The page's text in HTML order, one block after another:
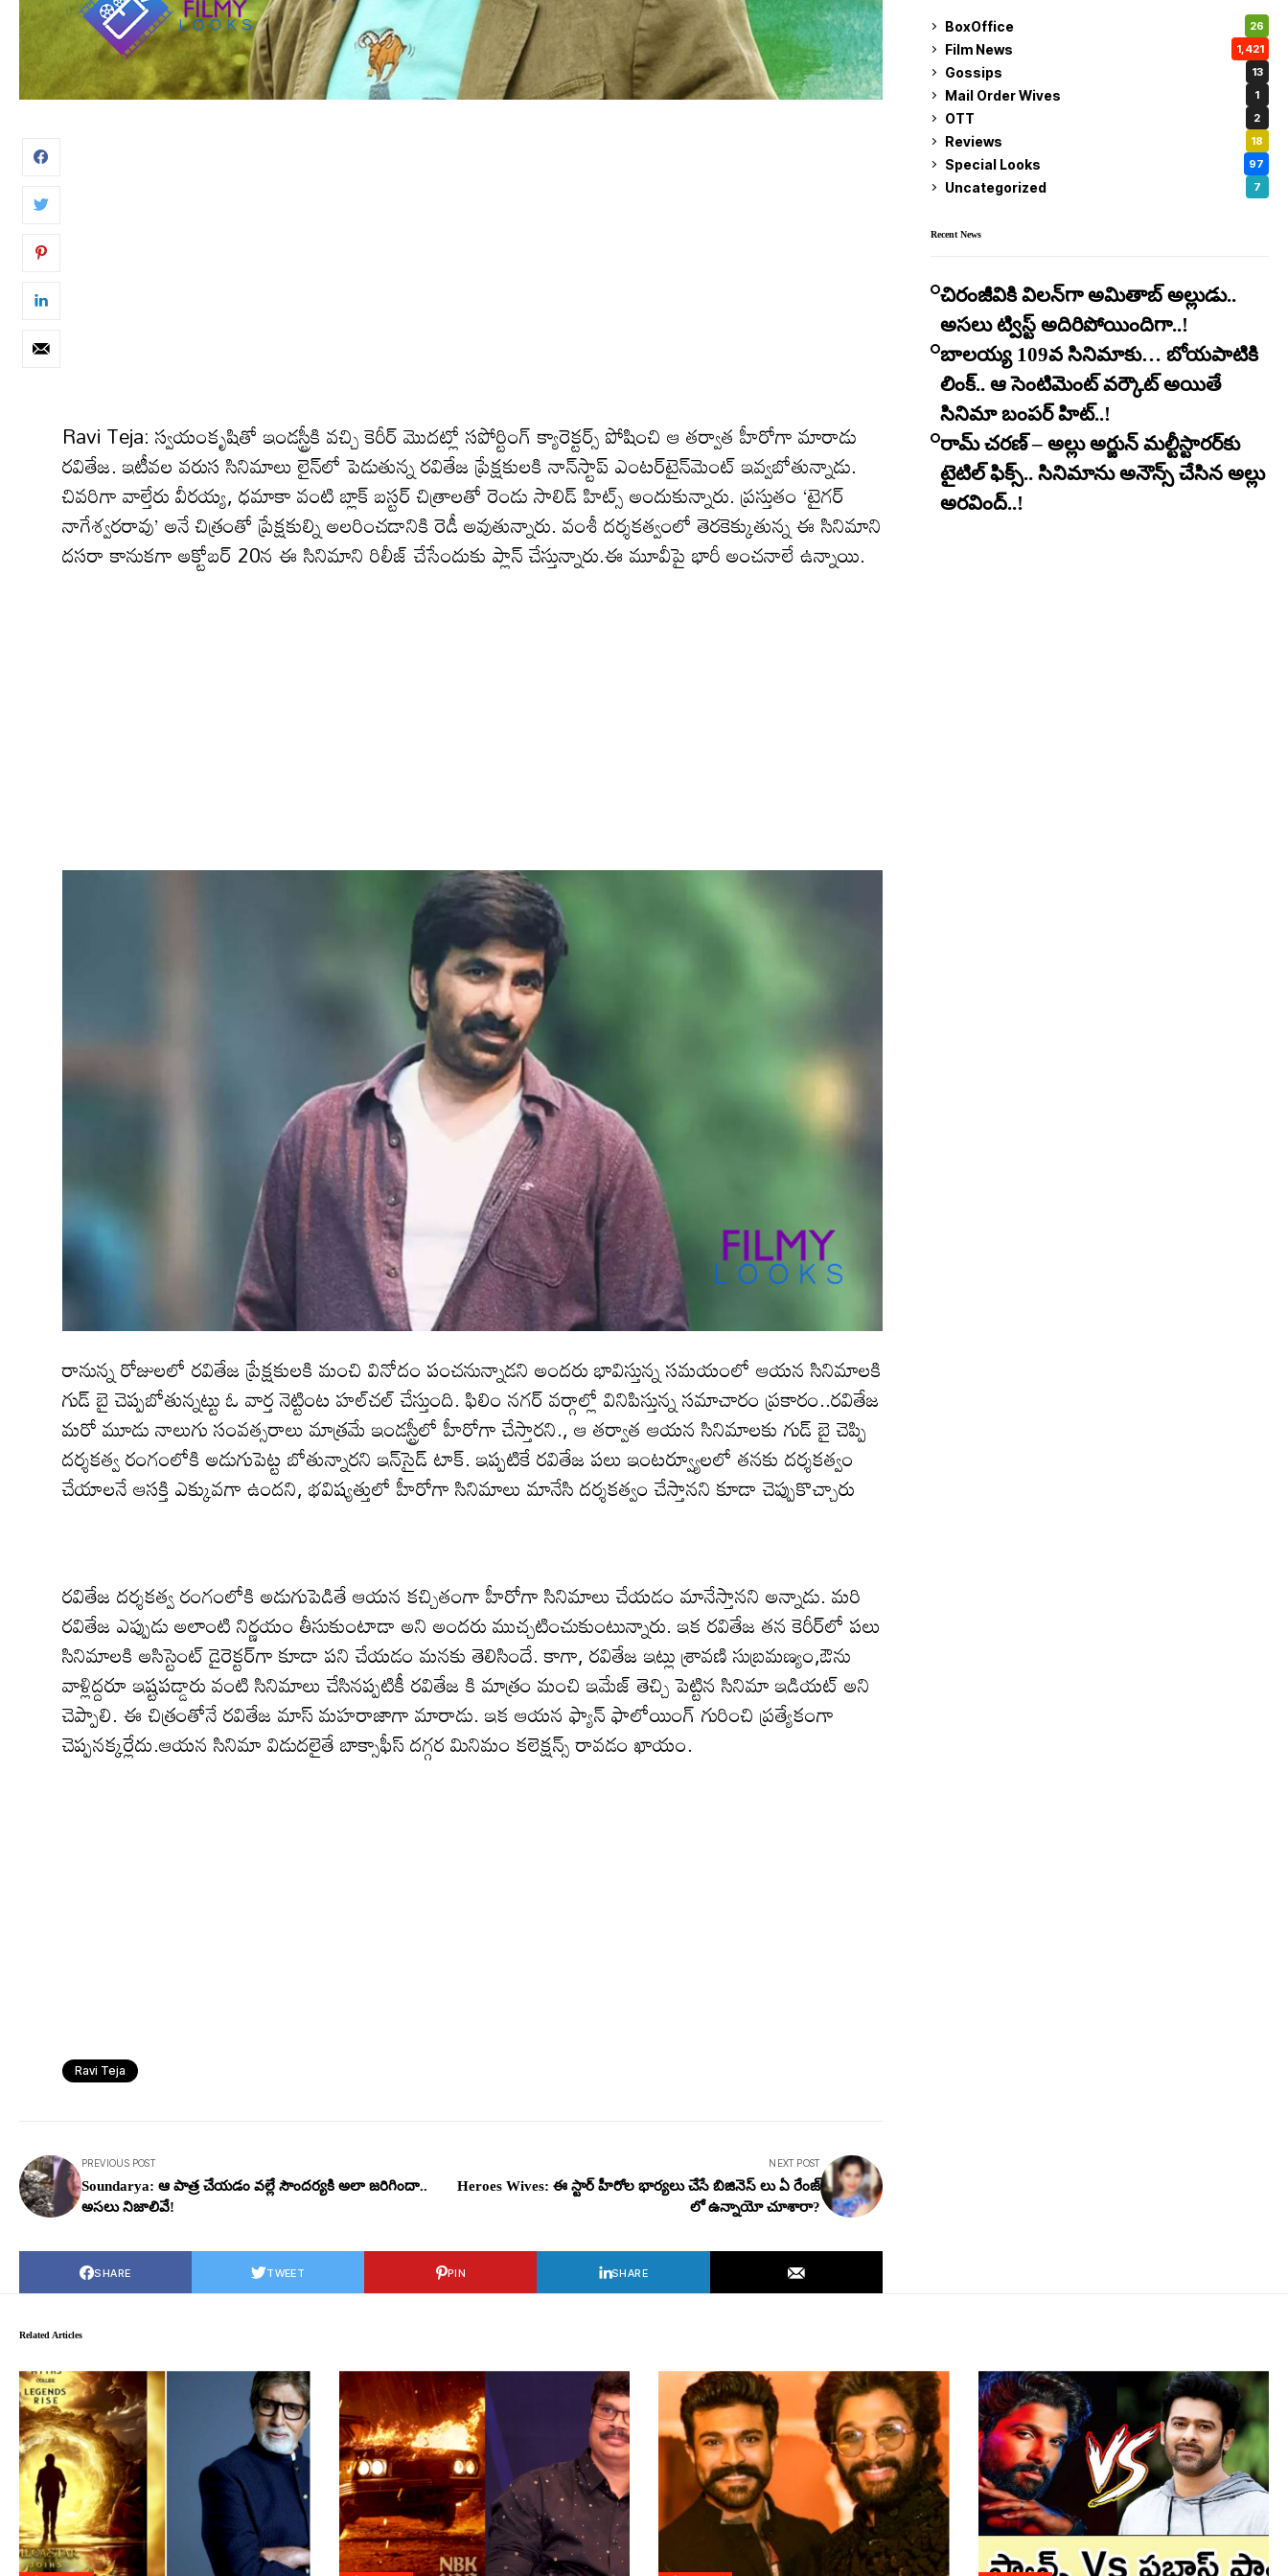
Ravi Teja: స్వ‌యంకృషితో ఇండ‌స్ట్రీకి వ‌చ్చి కెరీర్ మొద‌ట్లో స‌పోర్టింగ్ క్యారెక్ట‌ర్స్ పోషించి ఆ త‌ర్వాత హీరోగా మారాడు
ర‌వితేజ‌. ఇటీవ‌ల వ‌రుస సినిమాలు లైన్‌లో పెడుతున్న ర‌వితేజ ప్రేక్షకుల‌కి నాన్‌స్టాప్ ఎంట‌ర్‌టైన్‌మెంట్ ఇవ్వ‌బోతున్నాడు.
చివ‌రిగా వాల్తేరు వీర‌య్య‌, ధ‌మాకా వంటి బ్లాక్ బ‌స్ట‌ర్ చిత్రాల‌తో రెండు సాలిడ్ హిట్స్ అందుకున్నారు. ప్ర‌స్తుతం ‘టైగర్‌
నాగేశ్వరరావు’ అనే చిత్రంతో ప్రేక్షకుల్ని అలరించడానికి రెడీ అవుతున్నారు. వంశీ దర్శకత్వంలో తెరకెక్కుతున్న ఈ సినిమాని
దసరా కానుకగా అక్టోబర్‌ 20న ఈ సినిమాని రిలీజ్‌ చేసేందుకు ప్లాన్‌ చేస్తున్నారు.ఈ మూవీపై భారీ అంచనాలే ఉన్నాయి.
రానున్న రోజుల‌లో ర‌వితేజ ప్రేక్ష‌కుల‌కి మంచి వినోదం పంచ‌నున్నాడ‌ని అంద‌రు భావిస్తున్న స‌మ‌యంలో ఆయ‌న సినిమాల‌కి
గుడ్ బై చెప్ప‌బోతున్న‌ట్టు ఓ వార్త నెట్టింట హ‌ల్‌చ‌ల్ చేస్తుంది. ఫిలిం న‌గ‌ర్ వర్గాల్లో వినిపిస్తున్న సమాచారం ప్రకారం..రవితేజ
మరో మూడు నాలుగు సంవత్సరాలు మాత్రమే ఇండస్ట్రీలో హీరోగా చేస్తారని., ఆ తర్వాత ఆయ‌న సినిమాలకు గుడ్ బై చెప్పి
దర్శకత్వ రంగంలోకి అడుగుపెట్ట బోతున్నారని ఇన్‌సైడ్ టాక్. ఇప్ప‌టికే ర‌వితేజ ప‌లు ఇంట‌ర్వ్యూల‌లో త‌న‌కు ద‌ర్శ‌క‌త్వం
చేయాల‌నే ఆస‌క్తి ఎక్కువ‌గా ఉంద‌ని, భవిష్యత్తులో హీరోగా సినిమాలు మానేసి దర్శకత్వం చేస్తానని కూడా చెప్పుకొచ్చారు
ర‌వితేజ‌ దర్శకత్వ రంగంలోకి అడుగుపెడితే ఆయ‌న‌ కచ్చితంగా హీరోగా సినిమాలు చేయడం మానేస్తానని అన్నాడు. మ‌రి
ర‌వితేజ ఎప్పుడు అలాంటి నిర్ణయం తీసుకుంటాడా అని అంద‌రు ముచ్చ‌టించుకుంటున్నారు. ఇక ర‌వితేజ త‌న కెరీర్‌లో ప‌లు
సినిమాల‌కి అసిస్టెంట్ డైరెక్ట‌ర్‌గా కూడా ప‌ని చేయ‌డం మ‌నకు తెలిసిందే. కాగా, ర‌వితేజ ఇట్లు శ్రావణి సుబ్రమణ్యం,ఔను
వాళ్లిద్దరూ ఇష్టపడ్డారు వంటి సినిమాలు చేసిన‌ప్ప‌టికీ రవితేజ కి మాత్రం మంచి ఇమేజ్ తెచ్చి పెట్టిన సినిమా ఇడియట్ అని
చెప్పాలి. ఈ చిత్రంతోనే ర‌వితేజ మాస్ మ‌హరాజాగా మారాడు. ఇక ఆయ‌న ఫ్యాన్ ఫాలోయింగ్ గురించి ప్ర‌త్యేకంగా
చెప్ప‌న‌క్క‌ర్లేదు.ఆయ‌న సినిమా విడుద‌లైతే బాక్సాఫీస్ ద‌గ్గ‌ర మినిమం క‌లెక్ష‌న్స్ రావ‌డం ఖాయం.
Ravi Teja
PREVIOUS POST
Soundarya: ఆ పాత్ర చేయడం వల్లే సౌందర్యకి అలా జరిగిందా..
అసలు నిజాలివే!
NEXT POST
Heroes Wives: ఈ స్టార్ హీరోల భార్యలు చేసే బిజినెస్ లు ఏ రేంజ్
లో ఉన్నాయో చూశారా?
SHARE TWEET PIN SHARE
BoxOffice 26
Film News 1,421
Gossips 13
Mail Order Wives 1
OTT 2
Reviews 18
Special Looks 97
Uncategorized 7
Recent News
చిరంజీవికి విలన్‌గా అమితాబ్ అల్లుడు..
అసలు ట్విస్ట్ అదిరిపోయిందిగా..!
బాలయ్య 109వ సినిమాకు… బోయపాటికి
లింక్.. ఆ సెంటిమెంట్ వర్కౌట్ అయితే
సినిమా బంపర్ హిట్..!
రామ్ చరణ్ – అల్లు అర్జున్ మల్టీస్టారర్​కు
టైటిల్ ఫిక్స్.. సినిమాను అనౌన్స్ చేసిన అల్లు
అరవింద్..!
Related Articles